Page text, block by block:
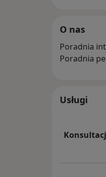
O nas
Poradnia
Poradnia
Usługi